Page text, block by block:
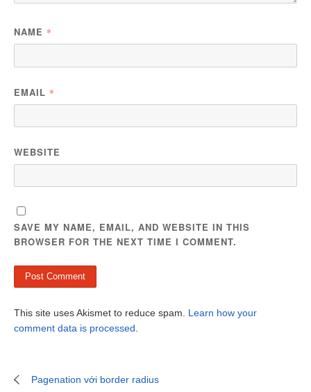
NAME *
EMAIL *
WEBSITE
SAVE MY NAME, EMAIL, AND WEBSITE IN THIS
BROWSER FOR THE NEXT TIME I COMMENT.
This site uses Akismet to reduce spam. Learn how your
comment data is processed
Pagenation với border radius